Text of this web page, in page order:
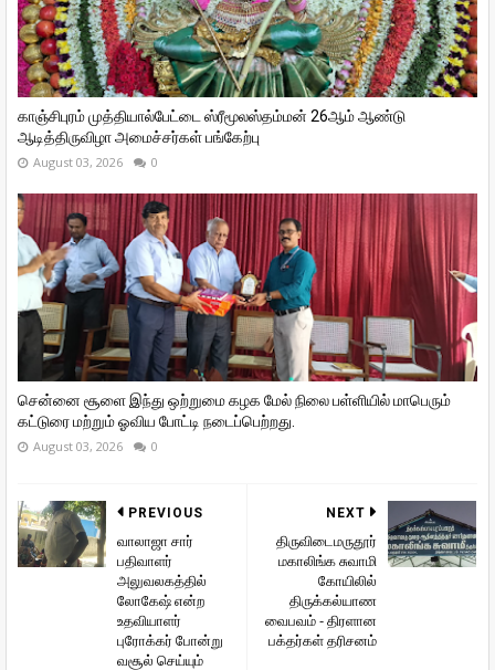
காஞ்சிபுரம் முத்தியால்பேட்டை ஸ்ரீமூலஸ்தம்மன் 26ஆம் ஆண்டு
ஆடித்திருவிழா அமைச்சர்கள் பங்கேற்பு
August 03, 2026 0
சென்னை சூளை இந்து ஒற்றுமை கழக மேல் நிலை பள்ளியில் மாபெரும்
கட்டுரை மற்றும் ஓவிய போட்டி நடைப்பெற்றது.
August 03, 2026 0
NEXT
திருவிடைமருதூர்
மகாலிங்க சுவாமி
கோயிலில்
திருக்கல்யாண
வைபவம் - திரளான
பக்தர்கள் தரிசனம்
PREVIOUS
வாலாஜா சார்
பதிவாளர்
அலுவலகத்தில்
லோகேஷ் என்ற
உதவியாளர்
புரோக்கர் போன்று
வசூல் செய்யும்